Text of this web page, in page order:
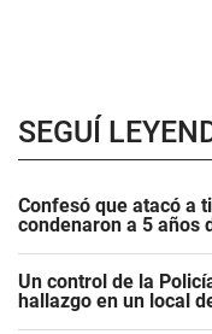
SEGUÍ
Confesó que atacó a
condenaron a 5 años
Un control de la
hallazgo en un local